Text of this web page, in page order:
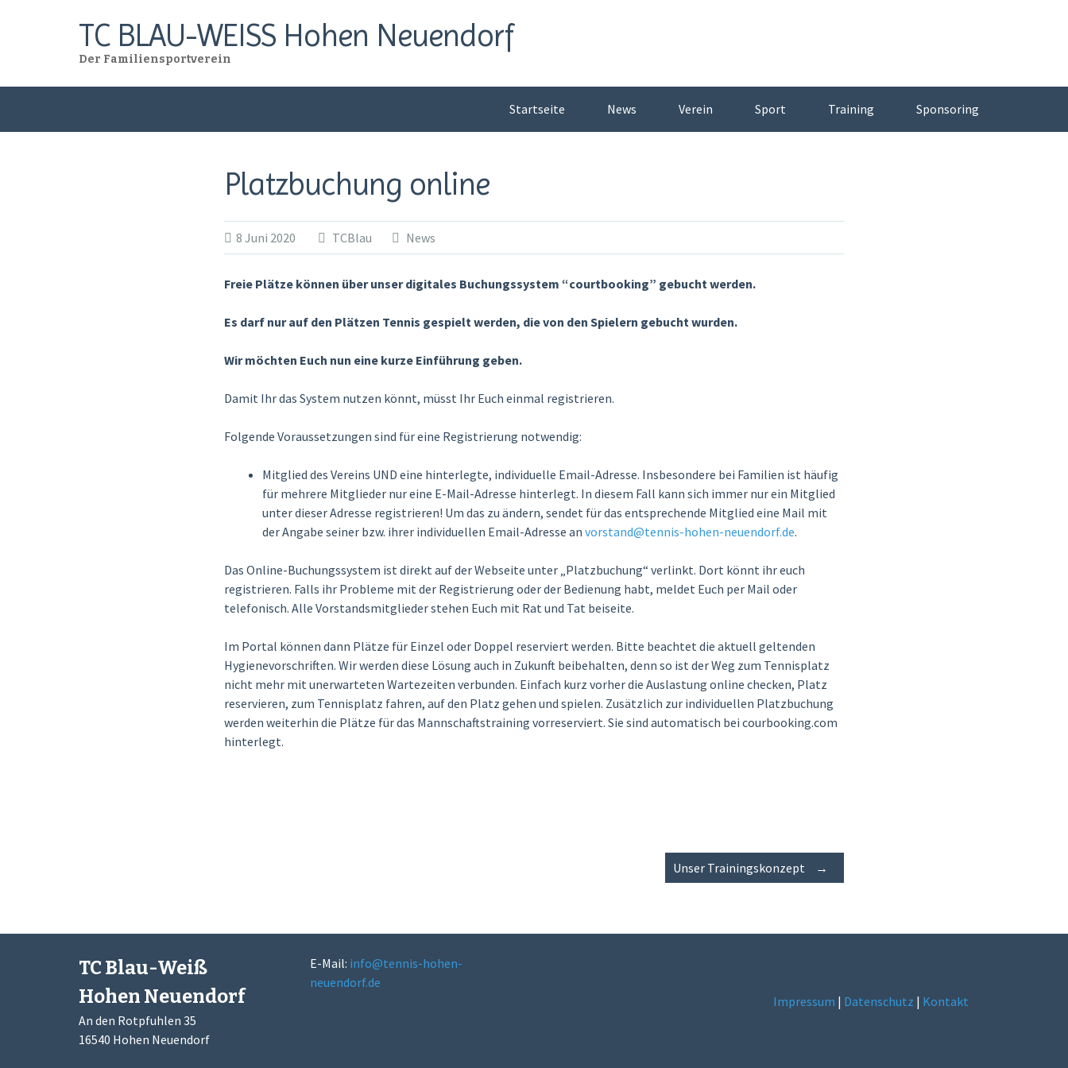
TC BLAU-WEISS Hohen Neuendorf
Der Familiensportverein
content
Startseite News Verein Sport Training Sponsoring
Platzbuchung online
8 Juni 2020 TCBlau News
Freie Plätze können über unser digitales Buchungssystem “courtbooking” gebucht werden.
Es darf nur auf den Plätzen Tennis gespielt werden, die von den Spielern gebucht wurden.
Wir möchten Euch nun eine kurze Einführung geben.
Damit Ihr das System nutzen könnt, müsst Ihr Euch einmal registrieren.
Folgende Voraussetzungen sind für eine Registrierung notwendig:
Mitglied des Vereins UND eine hinterlegte, individuelle Email-Adresse. Insbesondere bei Familien ist häufig
für mehrere Mitglieder nur eine E-Mail-Adresse hinterlegt. In diesem Fall kann sich immer nur ein Mitglied
unter dieser Adresse registrieren! Um das zu ändern, sendet für das entsprechende Mitglied eine Mail mit
der Angabe seiner bzw. ihrer individuellen Email-Adresse anvorstand@tennis-hohen-neuendorf.de.
Das Online-Buchungssystem ist direkt auf der Webseite unter „Platzbuchung“ verlinkt. Dort könnt ihr euch
registrieren. Falls ihr Probleme mit der Registrierung oder der Bedienung habt, meldet Euch per Mail oder
telefonisch. Alle Vorstandsmitglieder stehen Euch mit Rat und Tat beiseite.
Im Portal können dann Plätze für Einzel oder Doppel reserviert werden. Bitte beachtet die aktuell geltenden
Hygienevorschriften. Wir werden diese Lösung auch in Zukunft beibehalten, denn so ist der Weg zum Tennisplatz
nicht mehr mit unerwarteten Wartezeiten verbunden. Einfach kurz vorher die Auslastung online checken, Platz
reservieren, zum Tennisplatz fahren, auf den Platz gehen und spielen. Zusätzlich zur individuellen Platzbuchung
werden weiterhin die Plätze für das Mannschaftstraining vorreserviert. Sie sind automatisch bei courbooking.com
hinterlegt.
Unser Trainingskonzept →
TC Blau-Weiß
Hohen Neuendorf
An den Rotpfuhlen 35
16540 Hohen Neuendorf
E-Mail: info@tennis-hohen-
neuendorf.de
Impressum | Datenschutz | Kontakt